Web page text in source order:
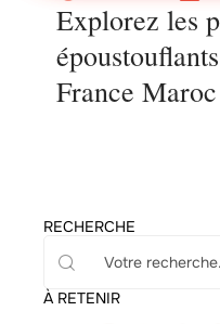
Explorez les
France
RECHERCHE
À RETENIR